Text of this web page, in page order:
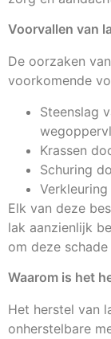
Voorvallen van
De oorzaken
voorkomende
Steenslag
Krassen
Schuring
Elk van deze
lak aanzienlijk
om deze
Waarom is het
Het herstel van
onherstelbare